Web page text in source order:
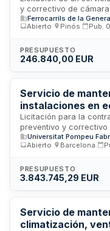
Generalitat de
y correctivo de
climatización
Ferrocarrils de la
periódicas y gestión
acondicionamiento de
instalaciones,
y confort climático en
de la entidad
Ferrocarrils de la
Abierto
Pinós Pub.
PRESUPUESTO
246.840,00 EUR
Servicio de
instalaciones en
Pompeu Fabra
Licitación para la
preventivo y correctivo
los diferentes edificios
Universitat Pompeu
y equipamientos de las
en Barcelona. Esta
en participar en
Universitat Pompeu
Abierto
Barcelona
PRESUPUESTO
3.843.745,29 EUR
Servicio de
climatización,